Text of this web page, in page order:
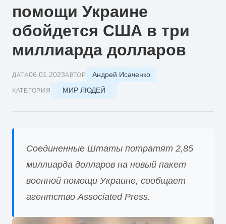
помощи Украине
обойдется США в три
миллиарда долларов
ДАТА06.01.2023АВТОР Андрей Исаченко
КАТЕГОРИЯ МИР ЛЮДЕЙ
Соединенные Штаты потратят 2,85
миллиарда долларов на новый пакет
военной помощи Украине, сообщает
агентство Associated Press.